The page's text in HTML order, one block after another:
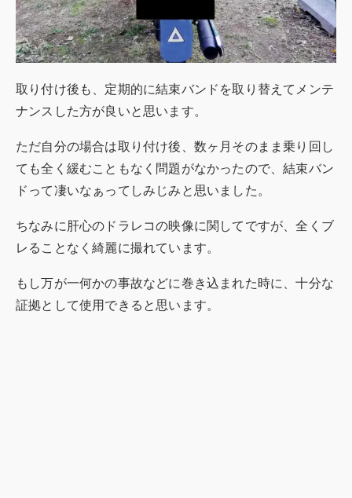
取り付け後も、定期的に結束バンドを取り替えてメンテ
ナンスした方が良いと思います。
ただ自分の場合は取り付け後、数ヶ月そのまま乗り回し
ても全く緩むこともなく問題がなかったので、結束バン
ドって凄いなぁってしみじみと思いました。
ちなみに肝心のドラレコの映像に関してですが、全くブ
レることなく綺麗に撮れています。
もし万が一何かの事故などに巻き込まれた時に、十分な
証拠として使用できると思います。